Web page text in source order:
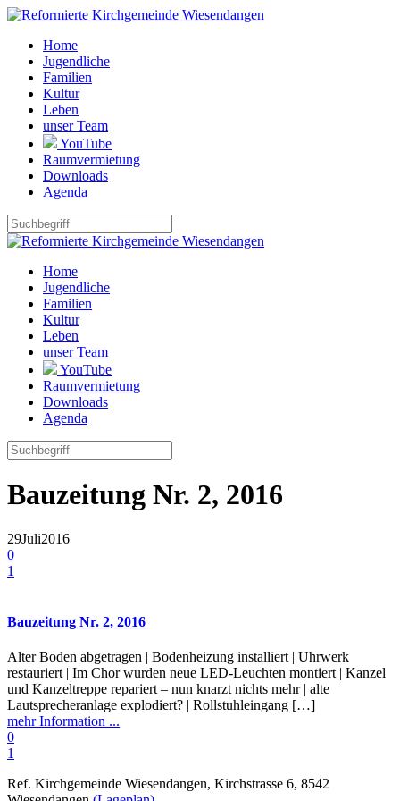
Home
Jugendliche
Familien
Kultur
Leben
unser Team
YouTube
Raumvermietung
Downloads
Agenda
Home
Jugendliche
Familien
Kultur
Leben
unser Team
YouTube
Raumvermietung
Downloads
Agenda
Bauzeitung Nr. 2, 2016
29Juli2016
0
1
Bauzeitung Nr. 2, 2016
Alter Boden abgetragen | Bodenheizung installiert | Uhrwerk
restauriert | Im Chor wurden neue LED-Leuchten montiert | Kanzel
und Kanzeltreppe repariert – nun knarzt nichts mehr | alte
Lautsprecheranlage explodiert? | Rollstuhleingang […]
mehr Information ...
0
1
Ref. Kirchgemeinde Wiesendangen, Kirchstrasse 6, 8542